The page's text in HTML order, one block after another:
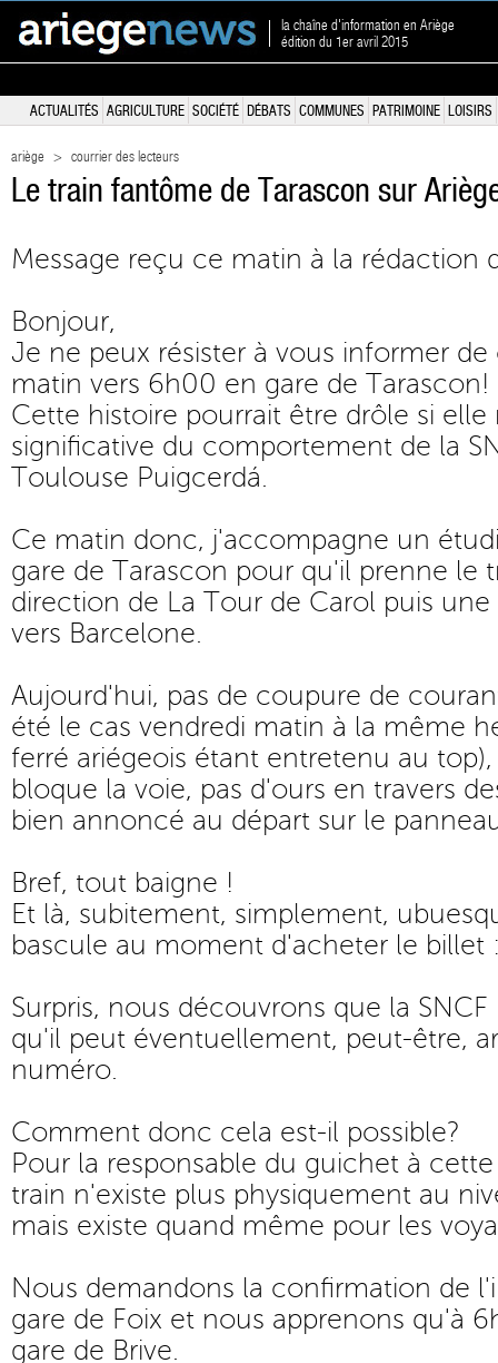
la chaîne d'information en Ariège
édition du 1er avril 2015
ACTUALITÉS AGRICULTURE SOCIÉTÉ DÉBATS COMMUNES PATRIMOINE LOISIRS
ariège > courrier des lecteurs
Le train fantôme de Tarascon sur
Message reçu ce matin à la rédaction
Bonjour,
Je ne peux résister à vous informer
matin vers 6h00 en gare de Tarascon!
Cette histoire pourrait être drôle si elle
significative du comportement de la
Toulouse Puigcerdá.
Ce matin donc, j'accompagne un
gare de Tarascon pour qu'il prenne le
direction de La Tour de Carol puis
vers Barcelone.
Aujourd'hui, pas de coupure de
été le cas vendredi matin à la même
ferré ariégeois étant entretenu au
bloque la voie, pas d'ours en travers
bien annoncé au départ sur le
Bref, tout baigne !
Et là, subitement, simplement,
bascule au moment d'acheter le billet
Surpris, nous découvrons que la
qu'il peut éventuellement, peut-être,
numéro.
Comment donc cela est-il possible?
Pour la responsable du guichet à
train n'existe plus physiquement au
mais existe quand même pour les
Nous demandons la confirmation de
gare de Foix et nous apprenons qu'à
gare de Brive.